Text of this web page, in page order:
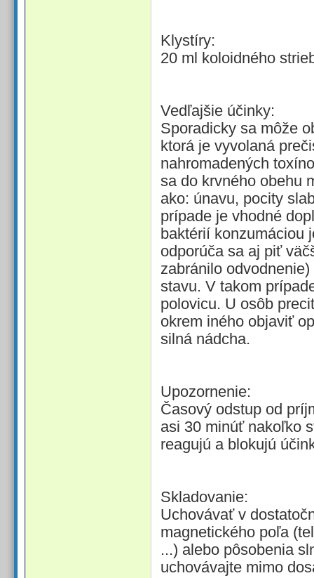
Klystíry:
20 ml koloidného
Vedľajšie účinky:
Sporadicky sa môže
ktorá je vyvolaná
nahromadených
sa do krvného obehu
ako: únavu, pocity
prípade je vhodné
baktérií konzumáciou
odporúča sa aj piť
zabránilo
stavu. V takom
polovicu. U osôb
okrem iného objaviť
silná nádcha.
Upozornenie:
Časový odstup od
asi 30 minúť nakoľko
reagujú a blokujú
Skladovanie:
Uchovávať v
magnetického poľa
...) alebo pôsobenia
uchovávajte mimo